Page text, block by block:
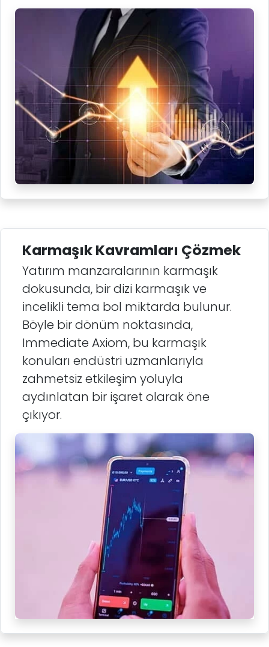
Karmaşık Kavramları Çözmek
Yatırım manzaralarının karmaşık
dokusunda, bir dizi karmaşık ve
incelikli tema bol miktarda bulunur.
Böyle bir dönüm noktasında,
Immediate Axiom, bu karmaşık
konuları endüstri uzmanlarıyla
zahmetsiz etkileşim yoluyla
aydınlatan bir işaret olarak öne
çıkıyor.